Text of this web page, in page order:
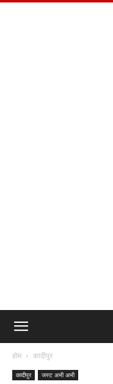
होम कादीपुर
कादीपुर जस्ट अभी अभी